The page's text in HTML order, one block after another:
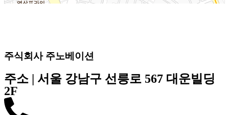
주식회사 주노베이션
주소 | 서울 강남구 선릉로 567 대운빌딩
2F